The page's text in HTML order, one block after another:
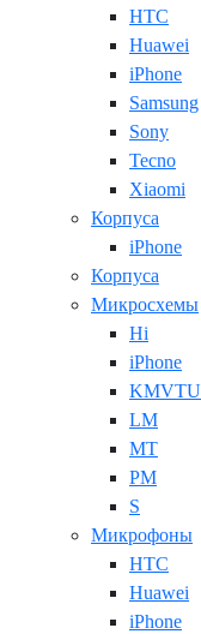
HTC
Huawei
iPhone
Samsung
Sony
Tecno
Xiaomi
Корпуса
iPhone
Корпуса
Микросхемы
Hi
iPhone
KMVTU
LM
MT
PM
S
Микрофоны
HTC
Huawei
iPhone